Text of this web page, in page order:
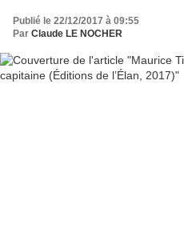
Publié le 22/12/2017 à 09:55
Par Claude LE NOCHER